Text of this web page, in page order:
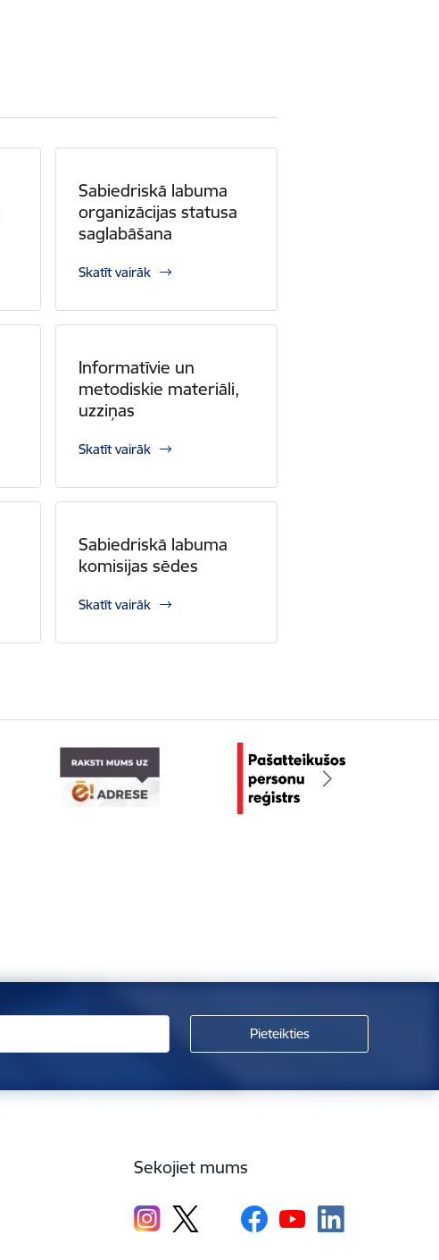
Sabiedriskā labuma
organizācijas statusa
saglabāšana
Skatīt vairāk
Informatīvie un
metodiskie materiāli,
uzziņas
Skatīt vairāk
Sabiedriskā labuma
komisijas sēdes
Skatīt vairāk
Sekojiet mums